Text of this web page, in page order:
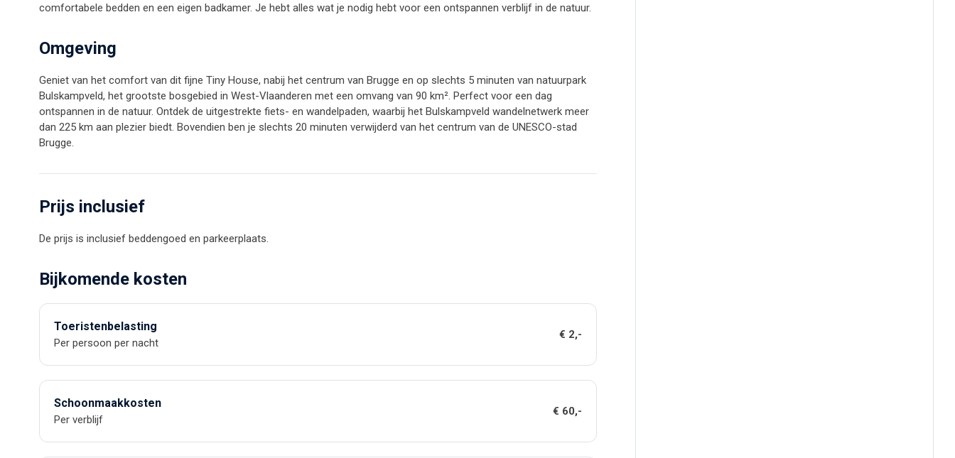
comfortabele bedden en een eigen badkamer. Je hebt alles wat je nodig hebt voor een ontspannen verblijf in de natuur.
Omgeving
Geniet van het comfort van dit fijne Tiny House, nabij het centrum van Brugge en op slechts 5 minuten van natuurpark
Bulskampveld, het grootste bosgebied in West-Vlaanderen met een omvang van 90 km². Perfect voor een dag
ontspannen in de natuur. Ontdek de uitgestrekte fiets- en wandelpaden, waarbij het Bulskampveld wandelnetwerk meer
dan 225 km aan plezier biedt. Bovendien ben je slechts 20 minuten verwijderd van het centrum van de UNESCO-stad
Brugge.
Prijs inclusief
De prijs is inclusief beddengoed en parkeerplaats.
Bijkomende kosten
Toeristenbelasting
Per persoon per nacht
€ 2,-
Schoonmaakkosten
Per verblijf
€ 60,-